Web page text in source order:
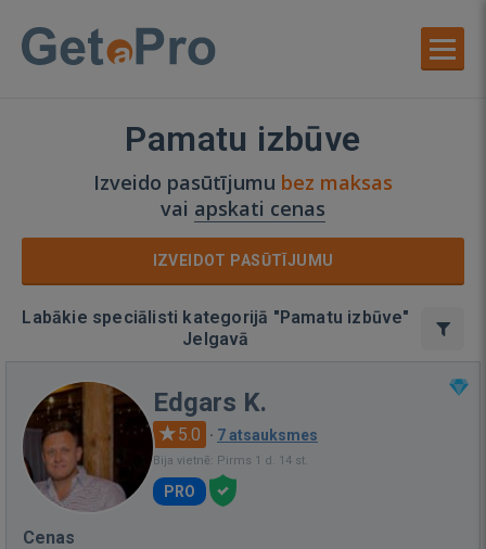
Pamatu izbūve
Izveido pasūtījumu bez maksas
vai apskati cenas
IZVEIDOT PASŪTĪJUMU
Labākie speciālisti kategorijā "Pamatu izbūve"
Jelgavā
Edgars K.
5.0 · 7 atsauksmes
Bija vietnē: Pirms 1 d. 14 st.
PRO
Cenas